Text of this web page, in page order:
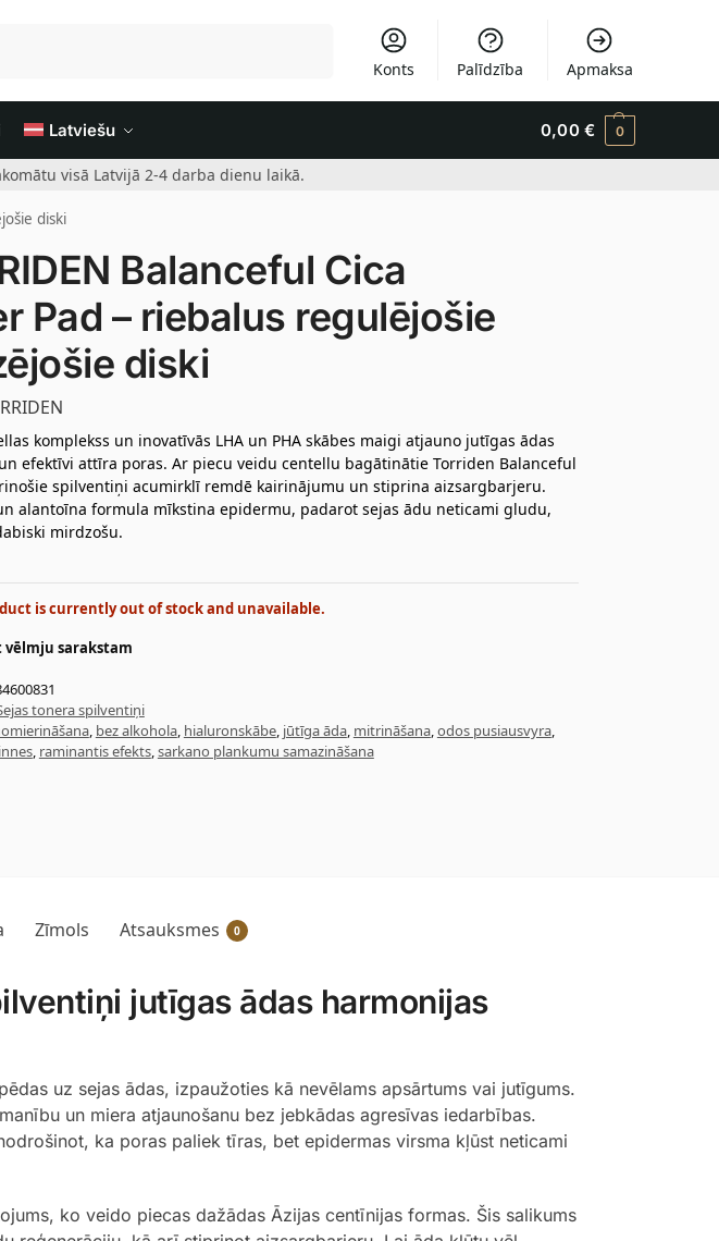
Konts Palīdzība Apmaksa
Latviešu 0,00 € 0
visā Latvijā 2-4 darba dienu laikā.
diski
Balanceful Cica
Pad – riebalus regulējošie
diski
komplekss un inovatīvās LHA un PHA skābes maigi atjauno jutīgas ādas
efektīvi attīra poras. Ar piecu veidu centellu bagātinātie Torriden Balanceful
spilventiņi acumirklī remdē kairinājumu un stiprina aizsargbarjeru.
alantoīna formula mīkstina epidermu, padarot sejas ādu neticami gludu,
mirdzošu.
is currently out of stock and unavailable.
vēlmju sarakstam
tonera spilventiņi
, bez alkohola, hialuronskābe, jūtīga āda, mitrināšana,odos pusiausvyra,
, raminantis efekts,sarkano plankumu samazināšana
Zīmols Atsauksmes 0
jutīgas ādas harmonijas
uz sejas ādas, izpaužoties kā nevēlams apsārtums vai jutīgums.
un miera atjaunošanu bez jebkādas agresīvas iedarbības.
ka poras paliek tīras, bet epidermas virsma kļūst neticami
ko veido piecas dažādas Āzijas centīnijas formas. Šis salikums